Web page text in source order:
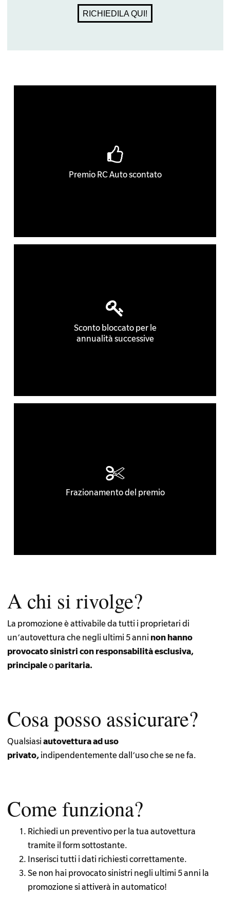
RICHIEDILA QUI!
Premio RC Auto scontato
Sconto bloccato per le
annualità successive
Frazionamento del premio
A chi si rivolge?
La promozione è attivabile da tutti i proprietari di
un’autovettura che negli ultimi 5 anni non hanno
provocato sinistri con responsabilità esclusiva,
principaleo paritaria.
Cosa posso assicurare?
Qualsiasi autovettura ad uso
privato, indipendentemente dall’uso che se ne fa.
Come funziona?
Richiedi un preventivo per la tua autovettura
tramite il form sottostante.
Inserisci tutti i dati richiesti correttamente.
Se non hai provocato sinistri negli ultimi 5 anni la
promozione si attiverà in automatico!